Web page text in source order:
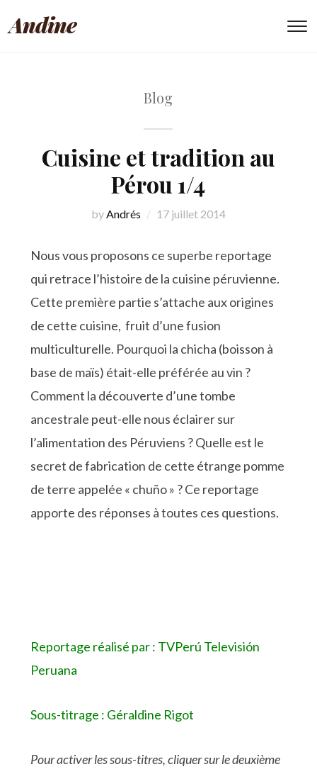
Andine
Blog
Cuisine et tradition au
Pérou 1/4
byAndrés 17 juillet 2014
Nous vous proposons ce superbe reportage
qui retrace l’histoire de la cuisine péruvienne.
Cette première partie s’attache aux origines
de cette cuisine, fruit d’une fusion
multiculturelle. Pourquoi la chicha (boisson à
base de maïs) était-elle préférée au vin ?
Comment la découverte d’une tombe
ancestrale peut-elle nous éclairer sur
l’alimentation des Péruviens ? Quelle est le
secret de fabrication de cette étrange pomme
de terre appelée « chuño » ? Ce reportage
apporte des réponses à toutes ces questions.
Reportage réalisé par : TVPerú Televisión
Peruana
Sous-titrage : Géraldine Rigot
Pour activer les sous-titres, cliquer sur le deuxième